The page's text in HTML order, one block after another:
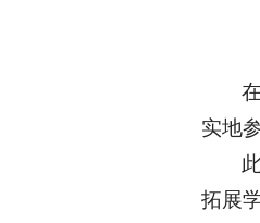
实地
拓展